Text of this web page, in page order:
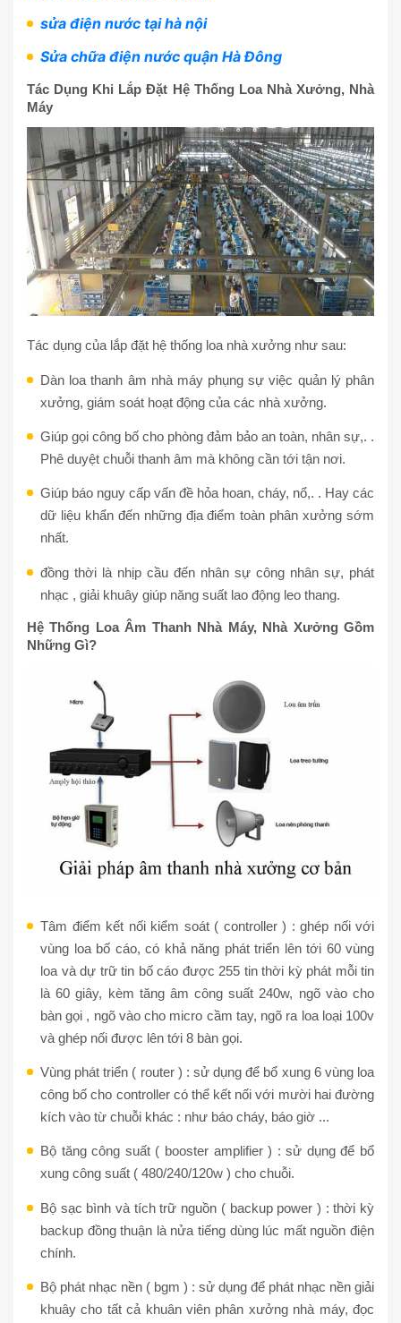
sửa điện nước tại hà nội
Sửa chữa điện nước quận Hà Đông
Tác Dụng Khi Lắp Đặt Hệ Thống Loa Nhà Xưởng, Nhà
Máy
Tác dụng của lắp đặt hệ thống loa nhà xưởng như sau:
Dàn loa thanh âm nhà máy phụng sự việc quản lý phân
xưởng, giám soát hoạt động của các nhà xưởng.
Giúp gọi công bố cho phòng đảm bảo an toàn, nhân sự,. .
Phê duyệt chuỗi thanh âm mà không cần tới tận nơi.
Giúp báo nguy cấp vấn đề hỏa hoan, cháy, nổ,. . Hay các
dữ liệu khẩn đến những địa điểm toàn phân xưởng sớm
nhất.
đồng thời là nhịp cầu đến nhân sự công nhân sự, phát
nhạc , giải khuây giúp năng suất lao động leo thang.
Hệ Thống Loa Âm Thanh Nhà Máy, Nhà Xưởng Gồm
Những Gì?
Tâm điểm kết nối kiểm soát ( controller ) : ghép nối với
vùng loa bố cáo, có khả năng phát triển lên tới 60 vùng
loa và dự trữ tin bố cáo được 255 tin thời kỳ phát mỗi tin
là 60 giây, kèm tăng âm công suất 240w, ngõ vào cho
bàn gọi , ngõ vào cho micro cầm tay, ngõ ra loa loại 100v
và ghép nối được lên tới 8 bàn gọi.
Vùng phát triển ( router ) : sử dụng để bổ xung 6 vùng loa
công bố cho controller có thể kết nối với mười hai đường
kích vào từ chuỗi khác : như báo cháy, báo giờ ...
Bộ tăng công suất ( booster amplifier ) : sử dụng để bổ
xung công suất ( 480/240/120w ) cho chuỗi.
Bộ sạc bình và tích trữ nguồn ( backup power ) : thời kỳ
backup đồng thuận là nửa tiếng dùng lúc mất nguồn điện
chính.
Bộ phát nhạc nền ( bgm ) : sử dụng để phát nhạc nền giải
khuây cho tất cả khuân viên phân xưởng nhà máy, đọc